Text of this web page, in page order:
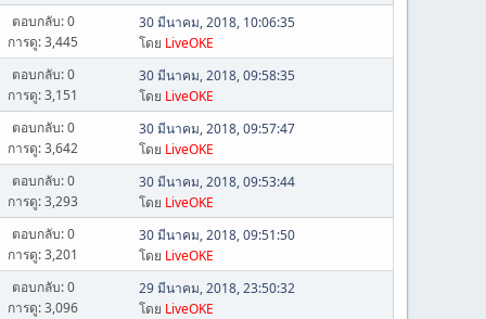
ตอบกลับ: 0
การดู: 3,445
30 มีนาคม, 2018, 10:06:35
โดย LiveOKE
ตอบกลับ: 0
การดู: 3,151
30 มีนาคม, 2018, 09:58:35
โดย LiveOKE
ตอบกลับ: 0
การดู: 3,642
30 มีนาคม, 2018, 09:57:47
โดย LiveOKE
ตอบกลับ: 0
การดู: 3,293
30 มีนาคม, 2018, 09:53:44
โดย LiveOKE
ตอบกลับ: 0
การดู: 3,201
30 มีนาคม, 2018, 09:51:50
โดย LiveOKE
ตอบกลับ: 0
การดู: 3,096
29 มีนาคม, 2018, 23:50:32
โดย LiveOKE